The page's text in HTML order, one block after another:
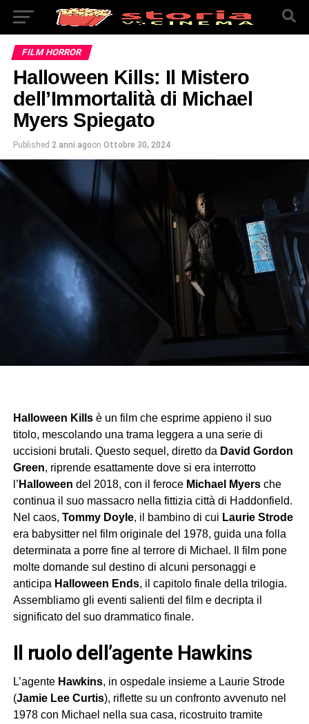
FILM HORROR
Halloween Kills: Il Mistero
dell’Immortalità di Michael
Myers Spiegato
Published 2 anni agoon Ottobre 30, 2024
Halloween Killsè un film che esprime appieno il suo
titolo, mescolando una trama leggera a una serie di
uccisioni brutali. Questo sequel, diretto da David Gordon
Green, riprende esattamente dove si era interrotto
l’ Halloween del 2018, con il feroce Michael Myersche
continua il suo massacro nella fittizia città di Haddonfield.
Nel caos, Tommy Doyle, il bambino di cui Laurie Strode
era babysitter nel film originale del 1978, guida una folla
determinata a porre fine al terrore di Michael. Il film pone
molte domande sul destino di alcuni personaggi e
anticipa Halloween Ends, il capitolo finale della trilogia.
Assembliamo gli eventi salienti del film e decripta il
significato del suo drammatico finale.
Il ruolo dell’agente Hawkins
L’agente Hawkins, in ospedale insieme a Laurie Strode
(Jamie Lee Curtis), riflette su un confronto avvenuto nel
1978 con Michael nella sua casa, ricostruito tramite